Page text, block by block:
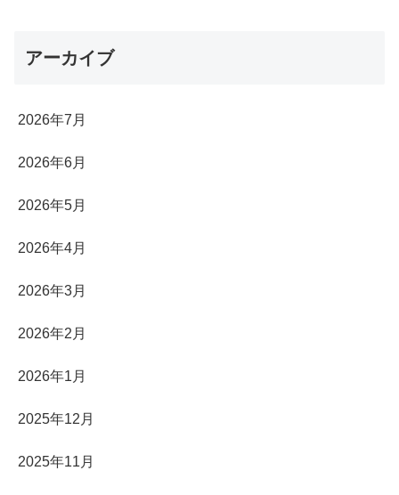
アーカイブ
2026年7月
2026年6月
2026年5月
2026年4月
2026年3月
2026年2月
2026年1月
2025年12月
2025年11月